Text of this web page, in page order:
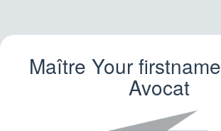
Maître Your firstname
Avocat